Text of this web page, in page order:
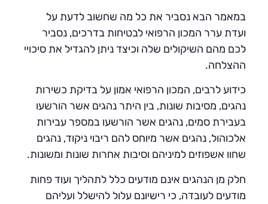
במאמר הבא נסביר את כל מה שחשוב לדעת על
ועדת ערר המכון הרפואי לבטיחות בדרכים, נסביר
לכם מהם השיקולים שלה וכיצד ניתן להגדיל את סיכויי
ההצלחה.
כידוע לרבים, המכון הרפואי אמון על בדיקת כשירות
נהגים, מסיבות שונות, בין היתר נהגים אשר הורשעו
בעבירת סמים, נהגים אשר הורשעו במספר עבירות
אלכוהול, נהגים אשר מיוחס להם ריבוי ניקוד, נהגים
שחוו אשפוזים למיניהם וסיבות אחרות שונות ומשונות.
חלק מן הנהגים אינם מודעים כלל לתהליך ועוד פחות
מודעים לעובדה, כי רישיונם עלול להישלל ועליהם